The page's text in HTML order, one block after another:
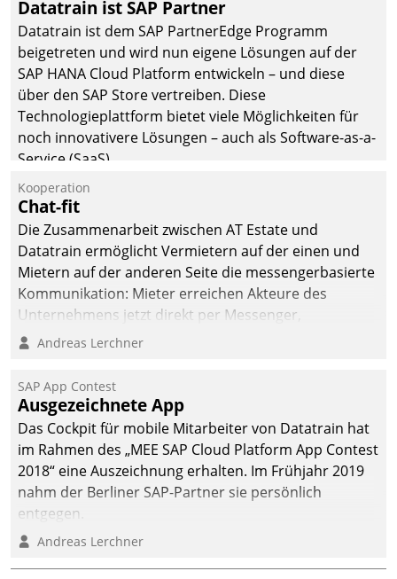
Datatrain ist SAP Partner
Datatrain ist dem SAP PartnerEdge Programm
beigetreten und wird nun eigene Lösungen auf der
SAP HANA Cloud Platform entwickeln – und diese
über den SAP Store vertreiben. Diese
Technologieplattform bietet viele Möglichkeiten für
noch innovativere Lösungen – auch als Software-as-a-
Service (SaaS).
Kooperation
Chat-fit
Die Zusammenarbeit zwischen AT Estate und
Datatrain ermöglicht Vermietern auf der einen und
Mietern auf der anderen Seite die messengerbasierte
Kommunikation: Mieter erreichen Akteure des
Unternehmens jetzt direkt per Messenger,
Mitarbeiter oder Dienstleister empfangen oder
Andreas Lerchner
SAP App Contest
Ausgezeichnete App
Das Cockpit für mobile Mitarbeiter von Datatrain hat
im Rahmen des „MEE SAP Cloud Platform App Contest
2018“ eine Auszeichnung erhalten. Im Frühjahr 2019
nahm der Berliner SAP-Partner sie persönlich
entgegen.
Andreas Lerchner